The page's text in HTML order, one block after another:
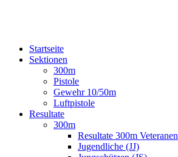
Startseite
Sektionen
300m
Pistole
Gewehr 10/50m
Luftpistole
Resultate
300m
Resultate 300m Veteranen
Jugendliche (JJ)